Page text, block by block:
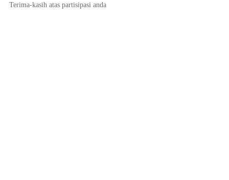
Terima-kasih atas partisipasi anda